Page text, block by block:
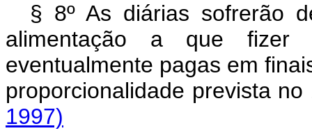
§ 8º As diárias sofrerão
alimentação a que fizer
eventualmente pagas em
proporcionalidade prevista
1997)